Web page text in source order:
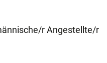
r Angestellte/r